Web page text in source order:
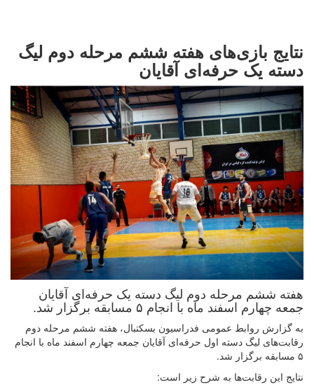
نتایج بازی‌های هفته ششم مرحله دوم لیگ
دسته یک حرفه‌ای آقایان
هفته ششم مرحله دوم لیگ دسته یک حرفه‌ای آقایان
جمعه چهارم اسفند ماه با انجام ۵ مسابقه برگزار شد.
به گزارش روابط عمومی فدراسیون بسکتبال، هفته ششم مرحله دوم
رقابت‌های لیگ دسته اول حرفه‌ای آقایان جمعه چهارم اسفند ماه با انجام
۵ مسابقه برگزار شد.
نتایج این رقابت‌ها به شرح زیر است: